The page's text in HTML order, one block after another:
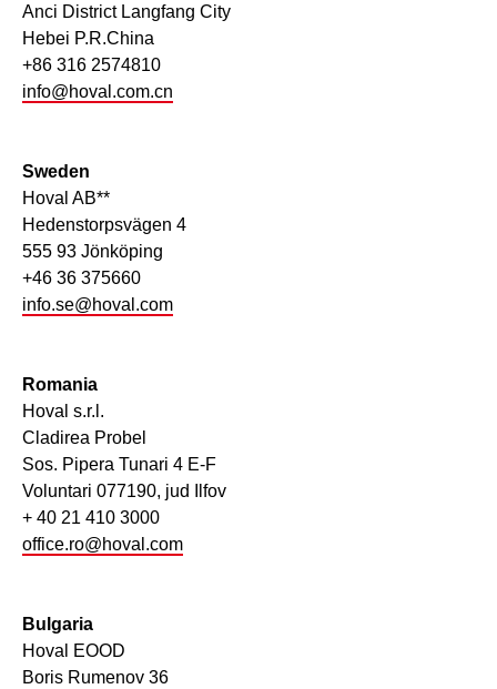
Anci District Langfang City
Hebei P.R.China
+86 316 2574810
info@hoval.com.cn
Sweden
Hoval AB**
Hedenstorpsvägen 4
555 93 Jönköping
+46 36 375660
info.se@hoval.com
Romania
Hoval s.r.l.
Cladirea Probel
Sos. Pipera Tunari 4 E-F
Voluntari 077190, jud Ilfov
+ 40 21 410 3000
office.ro@hoval.com
Bulgaria
Hoval EOOD
Boris Rumenov 36